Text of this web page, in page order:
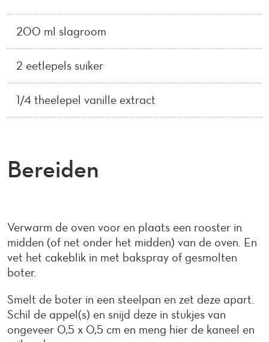
200 ml slagroom
2 eetlepels suiker
1/4 theelepel vanille extract
Bereiden
Verwarm de oven voor en plaats een rooster in
midden (of net onder het midden) van de oven. En
vet het cakeblik in met bakspray of gesmolten
boter.
Smelt de boter in een steelpan en zet deze apart.
Schil de appel(s) en snijd deze in stukjes van
ongeveer 0,5 x 0,5 cm en meng hier de kaneel en